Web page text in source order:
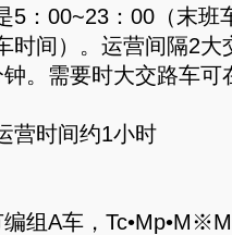
00~23：00（末班
时间）。运营间隔2大
。需要时大交路车可
时间约1小时
A车，